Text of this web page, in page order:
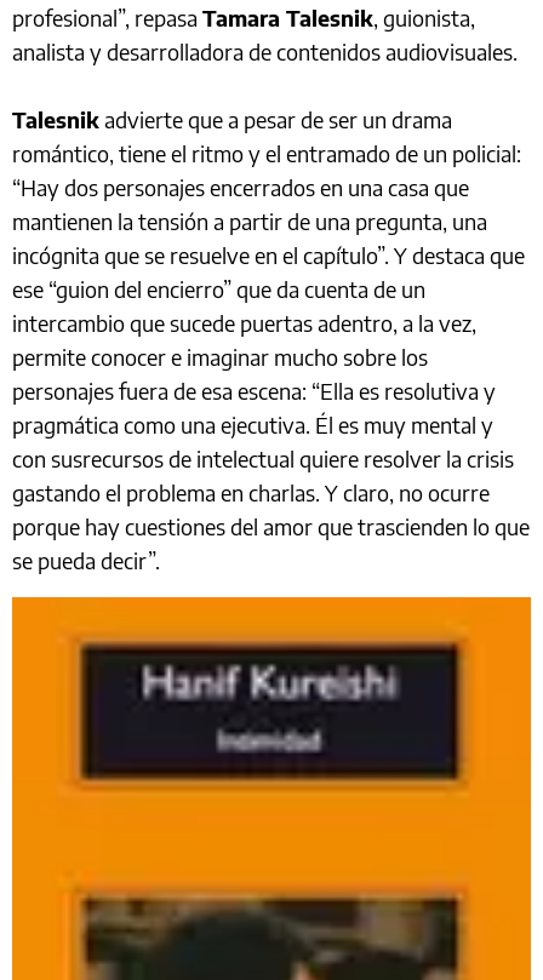
profesional”, repasa Tamara Talesnik, guionista,
analista y desarrolladora de contenidos audiovisuales.
Talesnikadvierte que a pesar de ser un drama
romántico, tiene el ritmo y el entramado de un policial:
“Hay dos personajes encerrados en una casa que
mantienen la tensión a partir de una pregunta, una
incógnita que se resuelve en el capítulo”. Y destaca que
ese “guion del encierro” que da cuenta de un
intercambio que sucede puertas adentro, a la vez,
permite conocer e imaginar mucho sobre los
personajes fuera de esa escena: “Ella es resolutiva y
pragmática como una ejecutiva. Él es muy mental y
con susrecursos de intelectual quiere resolver la crisis
gastando el problema en charlas. Y claro, no ocurre
porque hay cuestiones del amor que trascienden lo que
se pueda decir”.